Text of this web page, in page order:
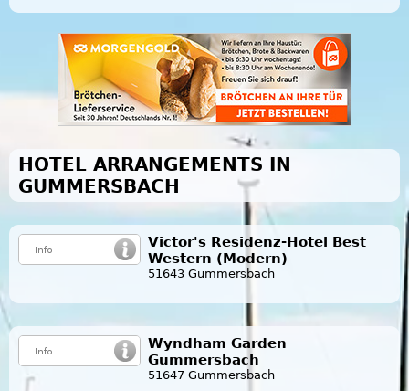
HOTEL ARRANGEMENTS IN
GUMMERSBACH
Victor's Residenz-Hotel Best
Western (Modern)
51643 Gummersbach
Wyndham Garden
Gummersbach
51647 Gummersbach